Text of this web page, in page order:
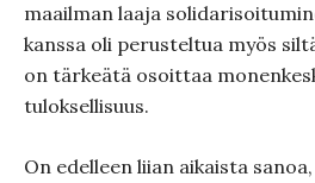
maailman laaja
kanssa oli perusteltua myös
on tärkeätä osoittaa
tuloksellisuus.
On edelleen liian aikaista